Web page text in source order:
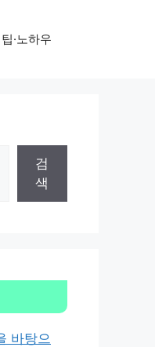
팁·노하우
검
색
바탕으